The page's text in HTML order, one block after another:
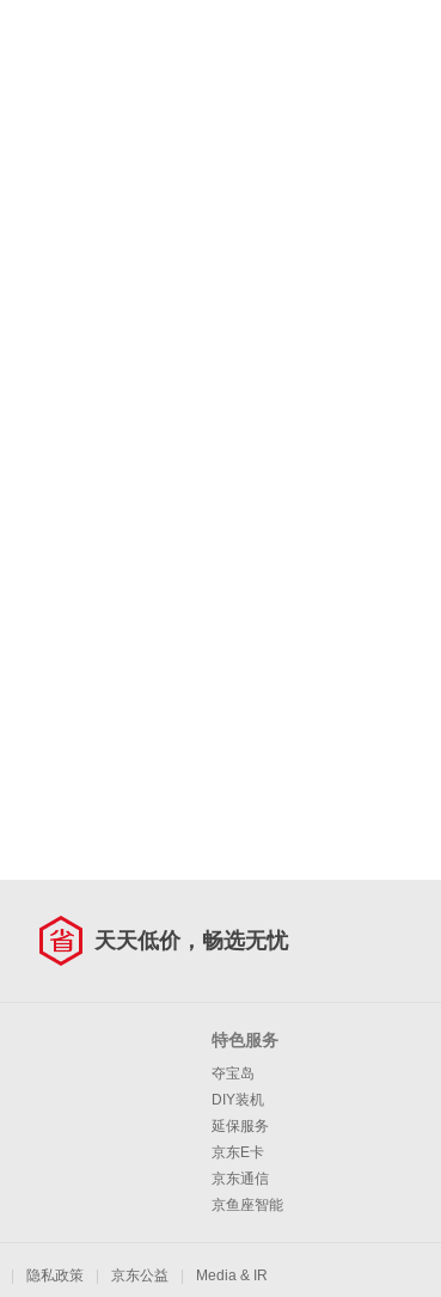
天天低价，畅选无忧
特色服务
夺宝岛
DIY装机
延保服务
京东E卡
京东通信
京鱼座智能
隐私政策 京东公益 Media & IR